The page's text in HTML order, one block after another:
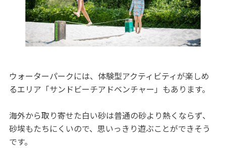
ウォーターパークには、体験型アクティビティが楽しめ
るエリア「サンドビーチアドベンチャー」もあります。
海外から取り寄せた白い砂は普通の砂より熱くならず、
砂埃もたちにくいので、思いっきり遊ぶことができそう
です。